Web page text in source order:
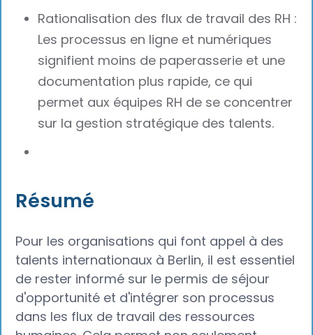
Rationalisation des flux de travail des RH :
Les processus en ligne et numériques
signifient moins de paperasserie et une
documentation plus rapide, ce qui
permet aux équipes RH de se concentrer
sur la gestion stratégique des talents.
Résumé
Pour les organisations qui font appel à des
talents internationaux à Berlin, il est essentiel
de rester informé sur le permis de séjour
d'opportunité et d'intégrer son processus
dans les flux de travail des ressources